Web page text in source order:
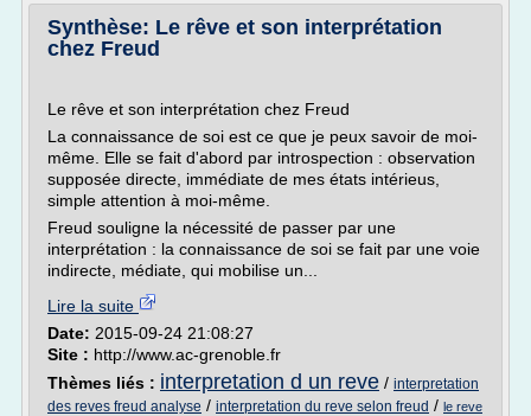
Synthèse: Le rêve et son interprétation
chez Freud
Le rêve et son interprétation chez Freud
La connaissance de soi est ce que je peux savoir de moi-
même. Elle se fait d'abord par introspection : observation
supposée directe, immédiate de mes états intérieus,
simple attention à moi-même.
Freud souligne la nécessité de passer par une
interprétation : la connaissance de soi se fait par une voie
indirecte, médiate, qui mobilise un...
Lire la suite
Date: 2015-09-24 21:08:27
Site : http://www.ac-grenoble.fr
Thèmes liés : interpretation d un reve / interpretation
des reves freud analyse / interpretation du reve selon freud / le reve